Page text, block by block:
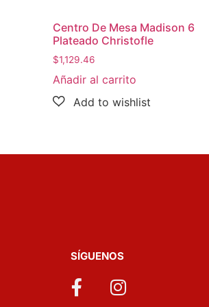
Centro De Mesa Madison 6
Plateado Christofle
$1,129.46
Añadir al carrito
SÍGUENOS